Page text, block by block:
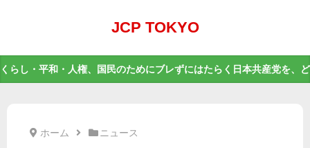
JCP TOKYO
くらし・平和・人権、国民のためにブレずにはたらく日本共産党を、
ホーム ニュース